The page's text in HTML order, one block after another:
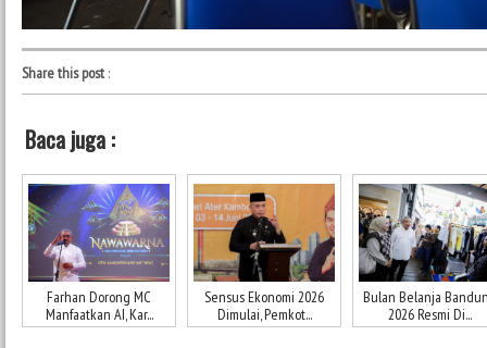
Share this post:
Baca juga :
Farhan Dorong MC
Manfaatkan AI, Kar...
Sensus Ekonomi 2026
Dimulai, Pemkot...
Bulan Belanja
2026 Resmi Di...